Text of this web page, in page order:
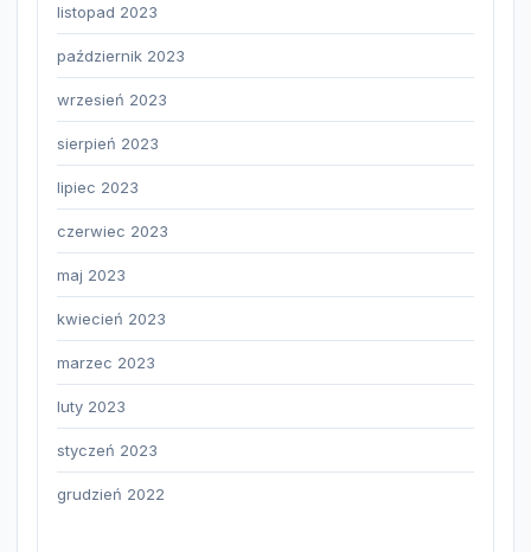
listopad 2023
październik 2023
wrzesień 2023
sierpień 2023
lipiec 2023
czerwiec 2023
maj 2023
kwiecień 2023
marzec 2023
luty 2023
styczeń 2023
grudzień 2022